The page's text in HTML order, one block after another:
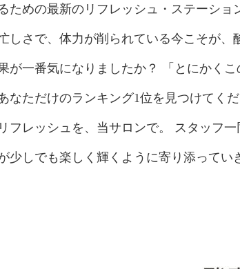
ための最新のリフレッシュ・ステーショ
しさで、体力が削られている今こそが、
が一番気になりましたか？ 「とにかく
なただけのランキング1位を見つけてくだ
フレッシュを、当サロンで。 スタッフ
少しでも楽しく輝くように寄り添ってい